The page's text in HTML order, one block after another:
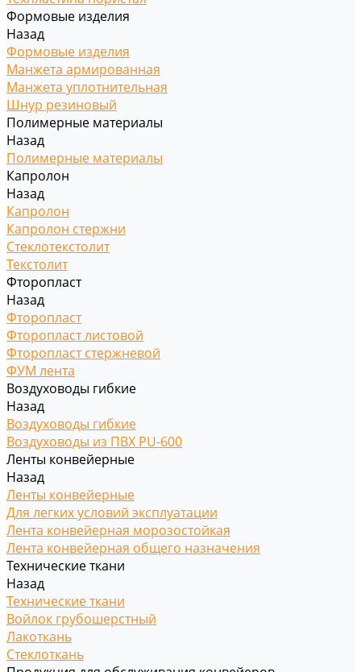
Формовые изделия
Назад
Формовые изделия
Манжета армированная
Манжета уплотнительная
Шнур резиновый
Полимерные материалы
Назад
Полимерные материалы
Капролон
Назад
Капролон
Капролон стержни
Стеклотекстолит
Текстолит
Фторопласт
Назад
Фторопласт
Фторопласт листовой
Фторопласт стержневой
ФУМ лента
Воздуховоды гибкие
Назад
Воздуховоды гибкие
Воздуховоды из ПВХ PU-600
Ленты конвейерные
Назад
Ленты конвейерные
Для легких условий эксплуатации
Лента конвейерная морозостойкая
Лента конвейерная общего назначения
Технические ткани
Назад
Технические ткани
Войлок грубошерстный
Лакоткань
Стеклоткань